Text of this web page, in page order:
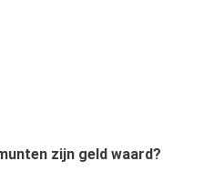
zijn geld waard?